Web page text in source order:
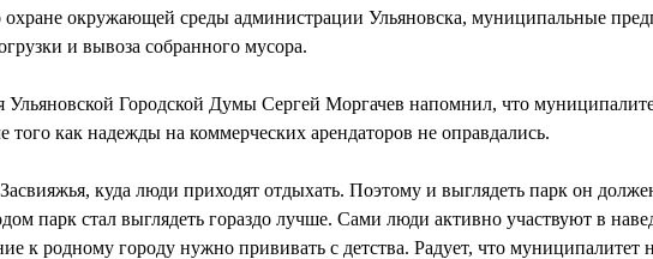
охране окружающей среды администрации Ульяновска, муниципальные
и вывоза собранного мусора.
Ульяновской Городской Думы Сергей Моргачев напомнил, что
того как надежды на коммерческих арендаторов не оправдались.
куда люди приходят отдыхать. Поэтому и выглядеть парк он
парк стал выглядеть гораздо лучше. Сами люди активно участвуют в
к родному городу нужно прививать с детства. Радует, что муниципалитет